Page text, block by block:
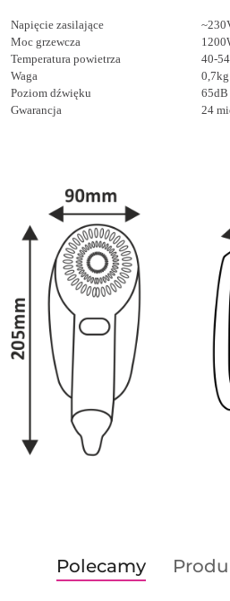
Napięcie zasilające
Moc grzewcza
Temperatura powietrza
40-54
Waga
0,7kg
Poziom dźwięku
65dB
Gwarancja
24
Pomiń karuzelę
Produkty
o
Polecamy